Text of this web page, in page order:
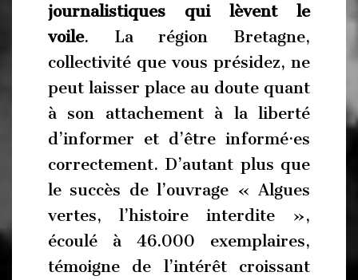
journalistiques qui lèvent le
voile. La région Bretagne,
collectivité que vous présidez, ne
peut laisser place au doute quant
à son attachement à la liberté
d’informer et d’être informé·es
correctement. D’autant plus que
le succès de l’ouvrage « Algues
vertes, l’histoire interdite »,
écoulé à 46.000 exemplaires,
témoigne de l’intérêt croissant